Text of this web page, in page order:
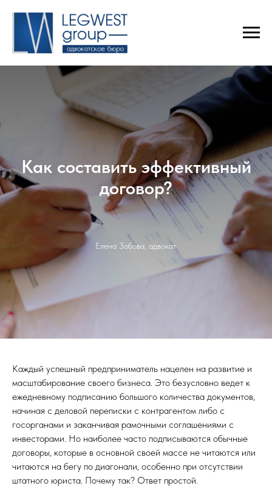
Как составить эффективный
договор?
Елена Зобова, адвокат
Каждый успешный предприниматель нацелен на развитие и
масштабирование своего бизнеса. Это безусловно ведет к
ежедневному подписанию большого количества документов,
начиная с деловой переписки с контрагентом либо с
госорганами и заканчивая рамочными соглашениями с
инвесторами. Но наиболее часто подписываются обычные
договоры, которые в основной своей массе не читаются или
читаются на бегу по диагонали, особенно при отсутствии
штатного юриста. Почему так? Ответ простой.